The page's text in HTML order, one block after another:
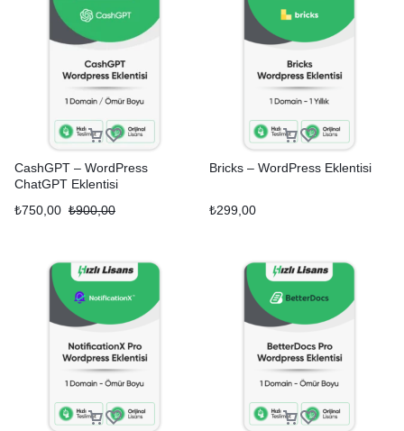
CashGPT – WordPress
ChatGPT Eklentisi
₺750,00 ₺900,00
Bricks – WordPress Eklentisi
₺299,00